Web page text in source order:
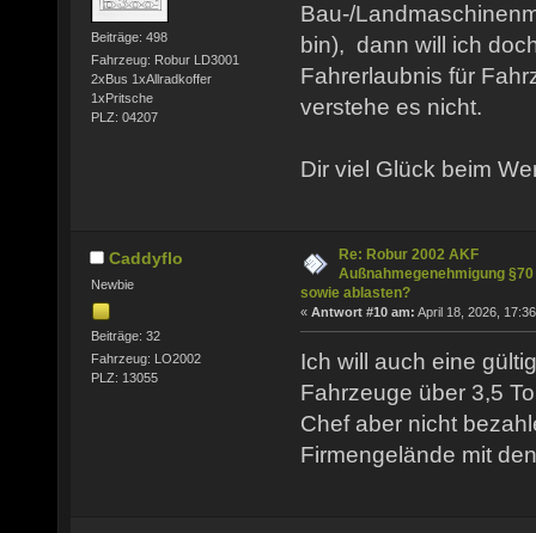
Beiträge: 498
Fahrzeug: Robur LD3001
2xBus 1xAllradkoffer
1xPritsche
PLZ: 04207
Bau-/
bin), dann will ich
Fahrerlaubnis für
verstehe es nicht.
Dir viel Glück beim
Caddyflo
Newbie
Beiträge: 32
Fahrzeug: LO2002
PLZ: 13055
Re: Robur 2002 AKF
Außnahmegenehmigung §70
sowie ablasten?
« Antwort #10 am: April 18, 2026,
Ich will auch eine
Fahrzeuge über 3,5
Chef aber nicht
Firmengelände mit